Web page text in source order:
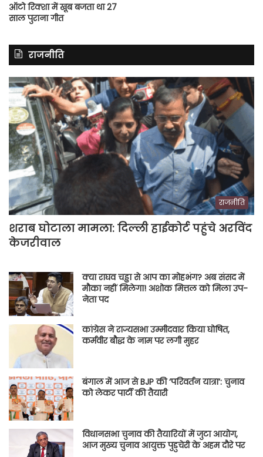
ऑटो रिक्शा में खूब बजता था 27
साल पुराना गीत
राजनीति
राजनीति
शराब घोटाला मामला: दिल्ली हाईकोर्ट पहुंचे अरविंद
केजरीवाल
क्या राघव चड्ढा से आप का मोहभंग? अब संसद में
मौका नहीं मिलेगा! अशोक मित्तल को मिला उप-
नेता पद
कांग्रेस ने राज्यसभा उम्मीदवार किया घोषित,
कर्मवीर बौद्ध के नाम पर लगी मुहर
बंगाल में आज से BJP की ‘परिवर्तन यात्रा’: चुनाव
को लेकर पार्टी की तैयारी
विधानसभा चुनाव की तैयारियों में जुटा आयोग,
आज मुख्य चुनाव आयुक्त पुडुचेरी के अहम दौरे पर